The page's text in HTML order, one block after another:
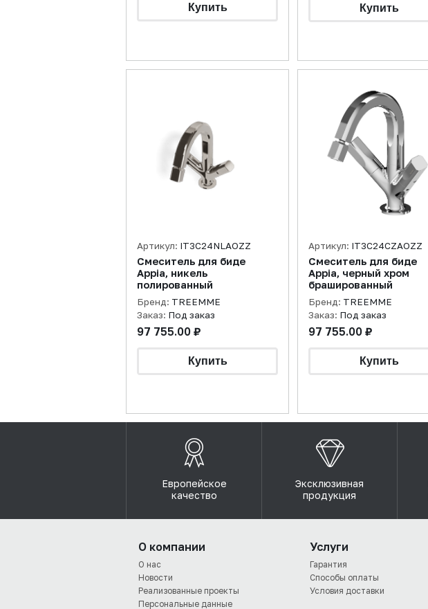
Артикул: IT3C24NLAOZZ
Смеситель для биде
Appia, никель
полированный
Бренд: TREEMME
Заказ: Под заказ
97 755.00 ₽
Артикул: IT3C24CZAOZZ
Смеситель для биде
Appia, черный хром
брашированный
Бренд: TREEMME
Заказ: Под заказ
97 755.00 ₽
Европейское
качество
Эксклюзивная
продукция
О компании
О нас
Новости
Реализованные проекты
Персональные данные
Услуги
Гарантия
Способы оплаты
Условия доставки